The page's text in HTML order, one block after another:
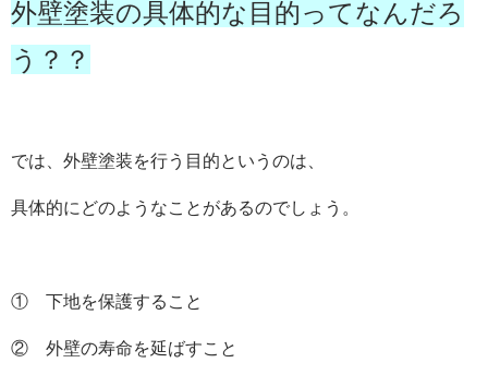
外壁塗装の具体的な目的ってなんだろ
う？？
では、外壁塗装を行う目的というのは、
具体的にどのようなことがあるのでしょう。
① 下地を保護すること
② 外壁の寿命を延ばすこと